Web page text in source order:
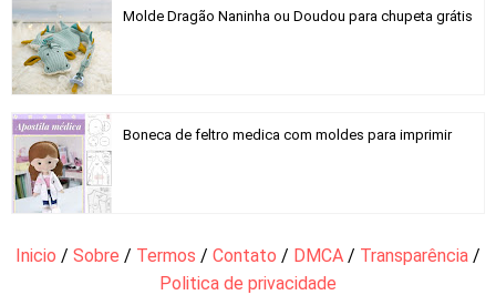
Molde Dragão Naninha ou Doudou para chupeta grátis
Boneca de feltro medica com moldes para imprimir
Inicio / Sobre / Termos / Contato / DMCA / Transparência /
Politica de privacidade